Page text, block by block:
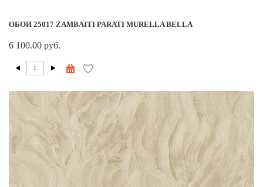
ОБОИ 25017 ZAMBAITI PARATI MURELLA BELLA
6 100.00 руб.